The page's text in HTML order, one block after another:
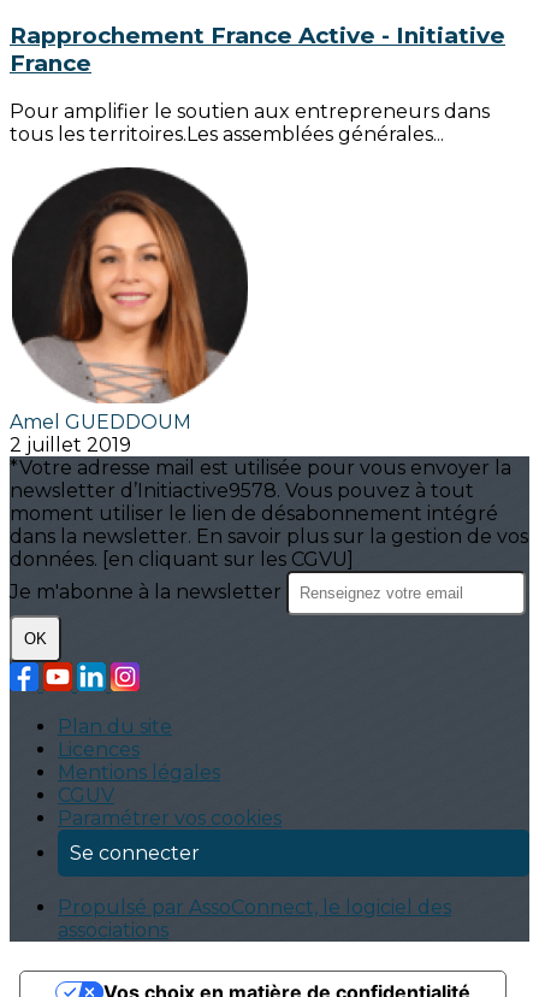
Rapprochement France Active - Initiative
France
Pour amplifier le soutien aux entrepreneurs dans
tous les territoires.Les assemblées générales...
Amel GUEDDOUM
2 juillet 2019
*Votre adresse mail est utilisée pour vous envoyer la
newsletter d’Initiactive9578. Vous pouvez à tout
moment utiliser le lien de désabonnement intégré
dans la newsletter. En savoir plus sur la gestion de vos
données. [en cliquant sur les CGVU]
Je m'abonne à la newsletter
OK
Plan du site
Licences
Mentions légales
CGUV
Paramétrer vos cookies
Se connecter
Propulsé par AssoConnect, le logiciel des
associations